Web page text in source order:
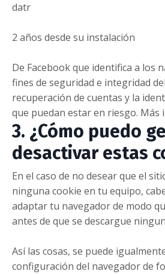
datr
2 años desde su instalación
De Facebook que identifica a los
fines de seguridad e integridad
recuperación de cuentas y la
que puedan estar en riesgo. Más
3. ¿Cómo puedo
desactivar estas
En el caso de no desear que el
ninguna cookie en tu equipo,
adaptar tu navegador de modo
antes de que se descargue
Así las cosas, se puede
configuración del navegador de